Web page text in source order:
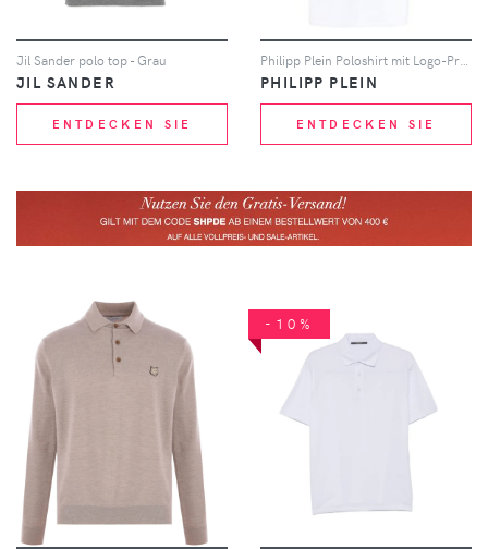
Jil Sander polo top - Grau
JIL SANDER
ENTDECKEN SIE
Philipp Plein Poloshirt mit Logo-Print - Weiß
PHILIPP PLEIN
ENTDECKEN SIE
-10%